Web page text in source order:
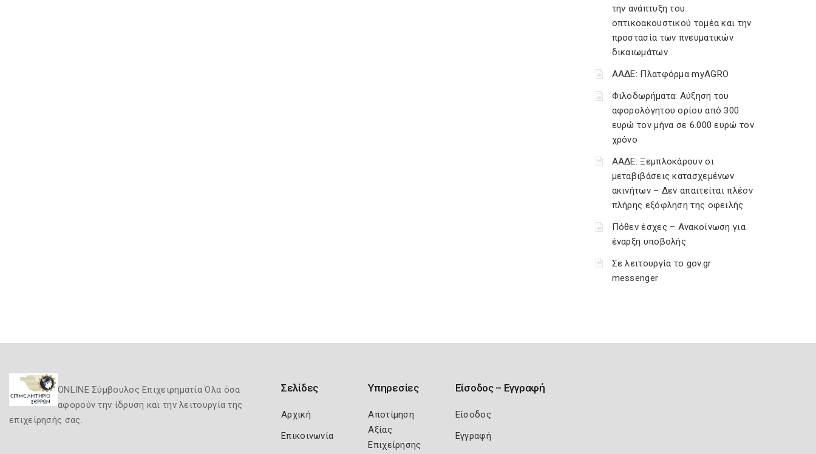
την ανάπτυξη του
οπτικοακουστικού τομέα και την
προστασία των πνευματικών
δικαιωμάτων
ΑΑΔΕ: Πλατφόρμα myAGRO
Φιλοδωρήματα: Αύξηση του
αφορολόγητου ορίου από 300
ευρώ τον μήνα σε 6.000 ευρώ τον
χρόνο
ΑΑΔΕ: Ξεμπλοκάρουν οι
μεταβιβάσεις κατασχεμένων
ακινήτων – Δεν απαιτείται πλέον
πλήρης εξόφληση της οφειλής
Πόθεν έσχες – Ανακοίνωση για
έναρξη υποβολής
Σε λειτουργία το gov.gr
messenger
ONLINE Σύμβουλος Επιχειρηματία Όλα όσα
αφορούν την ίδρυση και την λειτουργία της
επιχείρησής σας.
Σελίδες
Αρχική
Επικοινωνία
Υπηρεσίες
Αποτίμηση
Αξίας
Επιχείρησης
Είσοδος – Εγγραφή
Είσοδος
Εγγραφή